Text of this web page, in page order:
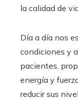
la calidad de
Día a día nos
condiciones y
pacientes,
energía y
reducir sus